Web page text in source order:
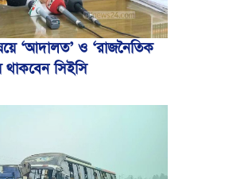
‘আদালত’ ও ‘রাজনৈতিক
থাকবেন সিইসি